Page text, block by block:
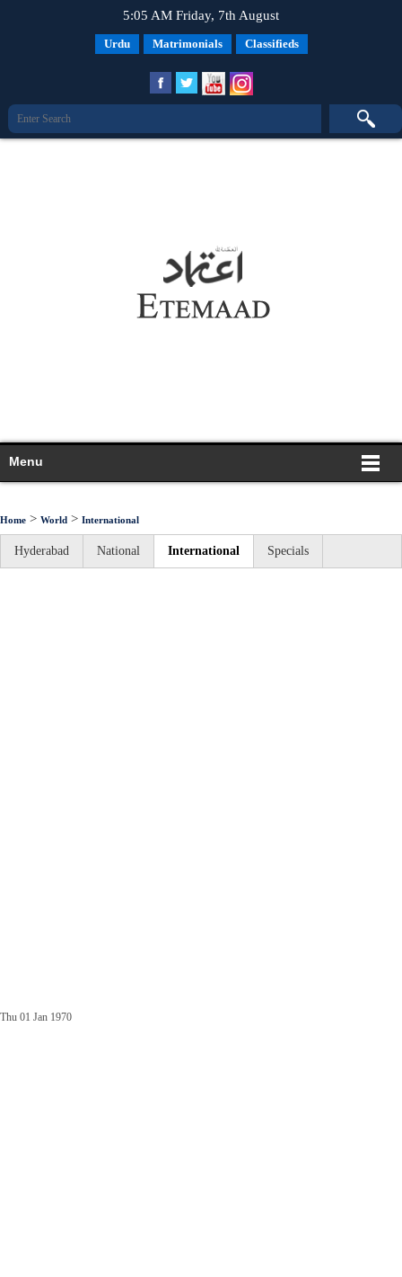
5:05 AM Friday, 7th August
Urdu Matrimonials Classifieds
Menu
Home > World > International
Hyderabad National International Specials
Thu 01 Jan 1970